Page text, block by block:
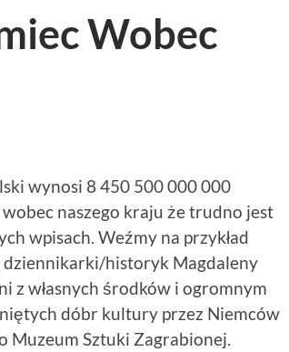
Wobec
wynosi 8 450 500 000 000
wobec naszego kraju że trudno jest
wpisach. Weźmy na przykład
dziennikarki/historyk Magdaleny
z własnych środków i ogromnym
dóbr kultury przez Niemców
Muzeum Sztuki Zagrabionej.